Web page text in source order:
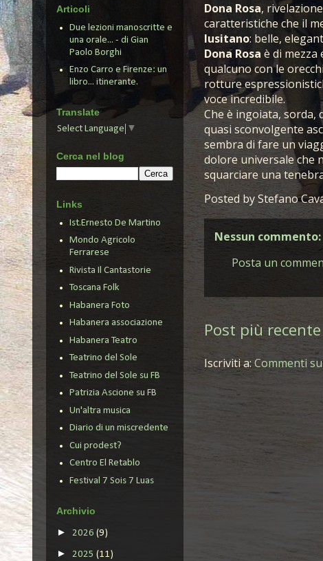
Dona Rosa,
caratteristiche che il
lusitano: belle,
Dona Rosa è di mezza
qualcuno con le
rotture
voce incredibile.
Che è ingoiata, sorda,
quasi sconvolgente
sembra di fare un
dolore universale che
squarciare una
Posted byStefano
Nessun commento:
Posta un
Post più recente
Iscriviti a:Commenti
Articoli
Due lezioni manoscritte e
una orale... - di Gian
Paolo Borghi
Enzo Carro e Firenze: un
libro... itinerante.
Translate
Select Language ▼
Cerca nel blog
Links
Ist.Ernesto De Martino
Mondo Agricolo
Ferrarese
Rivista Il Cantastorie
Toscana Folk
Habanera Foto
Habanera associazione
Habanera Teatro
Teatrino del Sole
Teatrino del Sole su FB
Patrizia Ascione su FB
Un'altra musica
Diario di un miscredente
Cui prodest?
Centro El Retablo
Festival 7 Sois 7 Luas
Archivio
► 2026 (9)
► 2025 (11)